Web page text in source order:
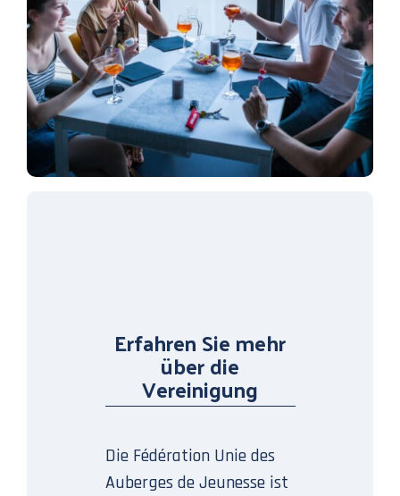
Erfahren Sie mehr
über die
Vereinigung
Die Fédération Unie des
Auberges de Jeunesse ist